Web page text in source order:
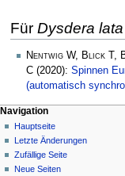
Navigation
springen
Suche
springen
Für Dysdera lata
Nentwig W, Blick T,
C (2020): Spinnen
(automatisch
Navigation
Hauptseite
Letzte Änderungen
Zufällige Seite
Neue Seiten